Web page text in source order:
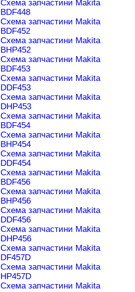
Схема запчастини Makita
BDF448
Схема запчастини Makita
BDF452
Схема запчастини Makita
BHP452
Схема запчастини Makita
BDF453
Схема запчастини Makita
DDF453
Схема запчастини Makita
DHP453
Схема запчастини Makita
BDF454
Схема запчастини Makita
BHP454
Схема запчастини Makita
DDF454
Схема запчастини Makita
BDF456
Схема запчастини Makita
BHP456
Схема запчастини Makita
DDF456
Схема запчастини Makita
DHP456
Схема запчастини Makita
DF457D
Схема запчастини Makita
HP457D
Схема запчастини Makita